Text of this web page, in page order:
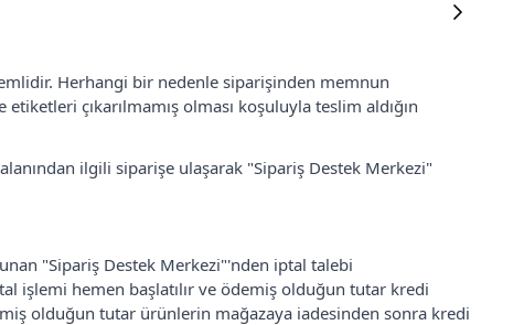
Herhangi bir nedenle siparişinden memnun
çıkarılmamış olması koşuluyla teslim aldığın
ilgili siparişe ulaşarak "Sipariş Destek Merkezi"
"Sipariş Destek Merkezi"'nden iptal talebi
işlemi hemen başlatılır ve ödemiş olduğun tutar kredi
olduğun tutar ürünlerin mağazaya iadesinden sonra kredi